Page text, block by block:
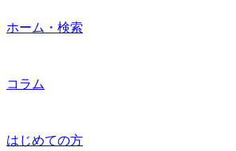
ホーム・検索
コラム
はじめての方